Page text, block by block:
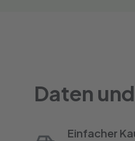
Daten
Einfacher